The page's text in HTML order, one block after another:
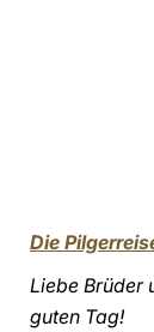
Die
Liebe Brüder
guten Tag!